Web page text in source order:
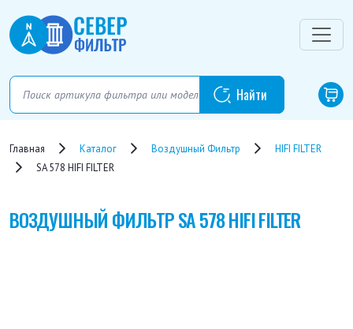
Главная Каталог Воздушный Фильтр
HIFI FILTER
SA 578 HIFI FILTER
ВОЗДУШНЫЙ ФИЛЬТРSA 578 HIFI FILTER